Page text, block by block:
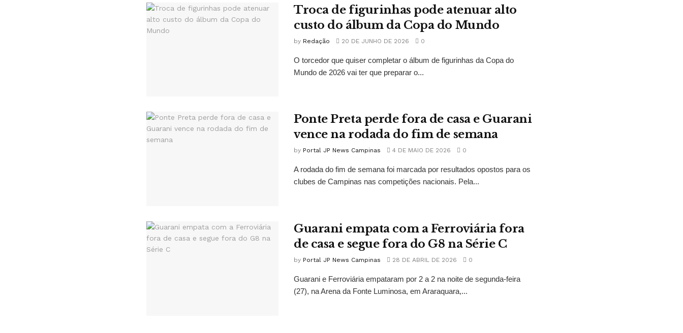
Troca de figurinhas pode atenuar alto
custo do álbum da Copa do Mundo
by Redação 20 DE JUNHO DE 2026 0
O torcedor que quiser completar o álbum de figurinhas da Copa do
Mundo de 2026 vai ter que preparar o...
Ponte Preta perde fora de casa e Guarani
vence na rodada do fim de semana
by Portal JP News Campinas 4 DE MAIO DE 2026 0
A rodada do fim de semana foi marcada por resultados opostos para os
clubes de Campinas nas competições nacionais. Pela...
Guarani empata com a Ferroviária fora
de casa e segue fora do G8 na Série C
by Portal JP News Campinas 28 DE ABRIL DE 2026 0
Guarani e Ferroviária empataram por 2 a 2 na noite de segunda-feira
(27), na Arena da Fonte Luminosa, em Araraquara,...